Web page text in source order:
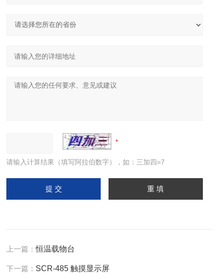
请输入计算结果（填写阿拉伯数字），如：三加四=7
上一篇：恒温载物台
下一篇： SCR-485 触摸显示屏